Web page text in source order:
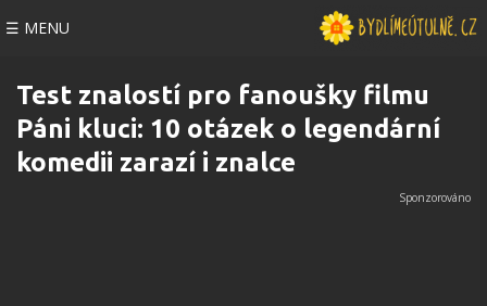
☰ MENU
Test znalostí pro fanoušky filmu
Páni kluci: 10 otázek o legendární
komedii zarazí i znalce